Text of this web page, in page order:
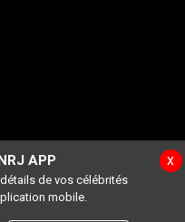
APP
de vos célébrités
mobile.
x